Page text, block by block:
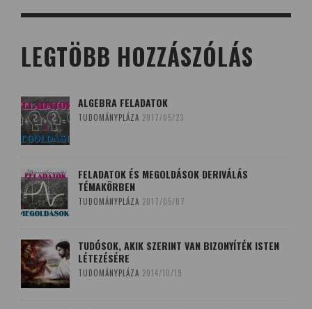
LEGTÖBB HOZZÁSZÓLÁS
ALGEBRA FELADATOK
TUDOMÁNYPLÁZA 2017/05/23
FELADATOK ÉS MEGOLDÁSOK DERIVÁLÁS
TÉMAKÖRBEN
TUDOMÁNYPLÁZA 2017/05/07
TUDÓSOK, AKIK SZERINT VAN BIZONYÍTÉK ISTEN
LÉTEZÉSÉRE
TUDOMÁNYPLÁZA 2014/10/19